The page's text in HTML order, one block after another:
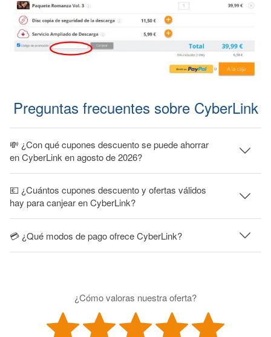
Preguntas frecuentes sobre CyberLink
💸 ¿Con qué cupones descuento se puede ahorrar
en CyberLink en agosto de 2026?
💶 ¿Cuántos cupones descuento y ofertas válidos
hay para canjear en CyberLink?
💳 ¿Qué modos de pago ofrece CyberLink?
¿Cómo valoras nuestra oferta?